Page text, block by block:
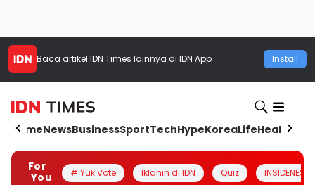
Baca artikel IDN Times lainnya di IDN App Install
HomeNewsBusinessSportTechHypeKoreaLifeHealth
For
You
# Yuk Vote Iklanin di IDN Quiz INSIDENESIA